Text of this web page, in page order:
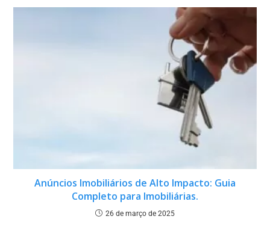
Anúncios Imobiliários de Alto Impacto: Guia
Completo para Imobiliárias.
26 de março de 2025